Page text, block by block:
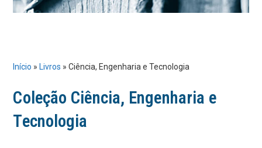
Início » Livros »Ciência, Engenharia e Tecnologia
Ciência, Engenharia e
Tecnologia